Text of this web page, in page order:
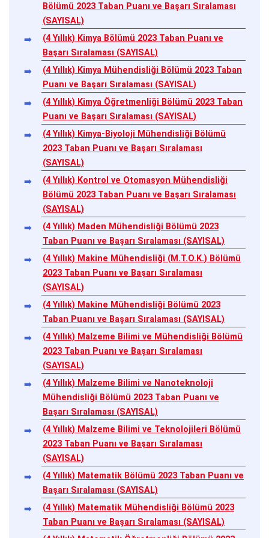
Bölümü 2023 Taban Puanı ve Başarı Sıralaması
(SAYISAL)
(4 Yıllık) Kimya Bölümü 2023 Taban Puanı ve
Başarı Sıralaması (SAYISAL)
(4 Yıllık) Kimya Mühendisliği Bölümü 2023 Taban
Puanı ve Başarı Sıralaması (SAYISAL)
(4 Yıllık) Kimya Öğretmenliği Bölümü 2023 Taban
Puanı ve Başarı Sıralaması (SAYISAL)
(4 Yıllık) Kimya-Biyoloji Mühendisliği Bölümü
2023 Taban Puanı ve Başarı Sıralaması
(SAYISAL)
(4 Yıllık) Kontrol ve Otomasyon Mühendisliği
Bölümü 2023 Taban Puanı ve Başarı Sıralaması
(SAYISAL)
(4 Yıllık) Maden Mühendisliği Bölümü 2023
Taban Puanı ve Başarı Sıralaması (SAYISAL)
(4 Yıllık) Makine Mühendisliği (M.T.O.K.) Bölümü
2023 Taban Puanı ve Başarı Sıralaması
(SAYISAL)
(4 Yıllık) Makine Mühendisliği Bölümü 2023
Taban Puanı ve Başarı Sıralaması (SAYISAL)
(4 Yıllık) Malzeme Bilimi ve Mühendisliği Bölümü
2023 Taban Puanı ve Başarı Sıralaması
(SAYISAL)
(4 Yıllık) Malzeme Bilimi ve Nanoteknoloji
Mühendisliği Bölümü 2023 Taban Puanı ve
Başarı Sıralaması (SAYISAL)
(4 Yıllık) Malzeme Bilimi ve Teknolojileri Bölümü
2023 Taban Puanı ve Başarı Sıralaması
(SAYISAL)
(4 Yıllık) Matematik Bölümü 2023 Taban Puanı ve
Başarı Sıralaması (SAYISAL)
(4 Yıllık) Matematik Mühendisliği Bölümü 2023
Taban Puanı ve Başarı Sıralaması (SAYISAL)